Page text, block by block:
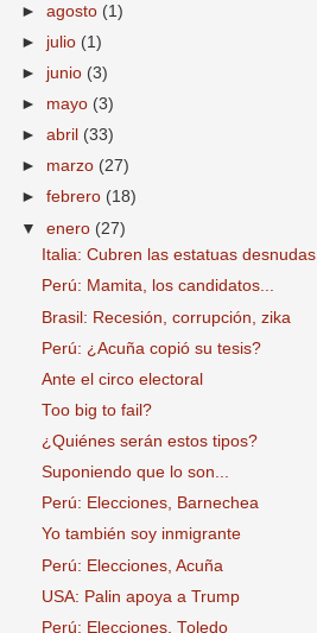
►agosto (1)
► julio (1)
► junio (3)
► mayo (3)
►abril (33)
► marzo (27)
►febrero (18)
▼enero (27)
Italia: Cubren las estatuas desnudas
Perú: Mamita, los candidatos...
Brasil: Recesión, corrupción, zika
Perú: ¿Acuña copió su tesis?
Ante el circo electoral
Too big to fail?
¿Quiénes serán estos tipos?
Suponiendo que lo son...
Perú: Elecciones, Barnechea
Yo también soy inmigrante
Perú: Elecciones, Acuña
USA: Palin apoya a Trump
Perú: Elecciones, Toledo